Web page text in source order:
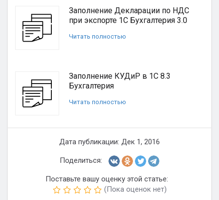
Заполнение Декларации по НДС
при экспорте 1С Бухгалтерия 3.0
Читать полностью
Заполнение КУДиР в 1С 8.3
Бухгалтерия
Читать полностью
Дата публикации: Дек 1, 2016
Поделиться:
Поставьте вашу оценку этой статье:
(Пока оценок нет)